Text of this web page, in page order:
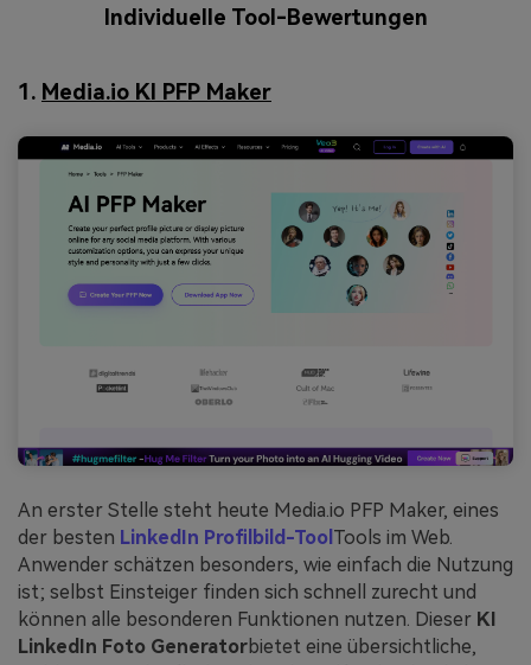
Individuelle Tool-Bewertungen
1. Media.io KI PFP Maker
An erster Stelle steht heute Media.io PFP Maker, eines
der besten LinkedIn Profilbild-Tool Tools im Web.
Anwender schätzen besonders, wie einfach die Nutzung
ist; selbst Einsteiger finden sich schnell zurecht und
können alle besonderen Funktionen nutzen. Dieser KI
LinkedIn Foto Generatorbietet eine übersichtliche,